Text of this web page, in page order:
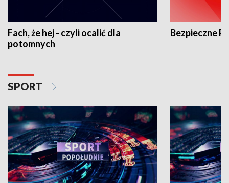
Fach, że hej - czyli ocalić dla
potomnych
Bezpieczne
SPORT